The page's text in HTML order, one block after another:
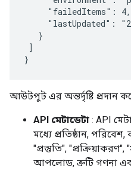
     "failedItems": 4,
"lastUpdated":
   }
]
আউটপুট এর অন্তর্দৃষ্টি প্রদান
API মেটাডেটা : API
মধ্যে প্রতিষ্ঠান,
"প্রস্তুতি",
আপলোড, ত্রুটি গণনা